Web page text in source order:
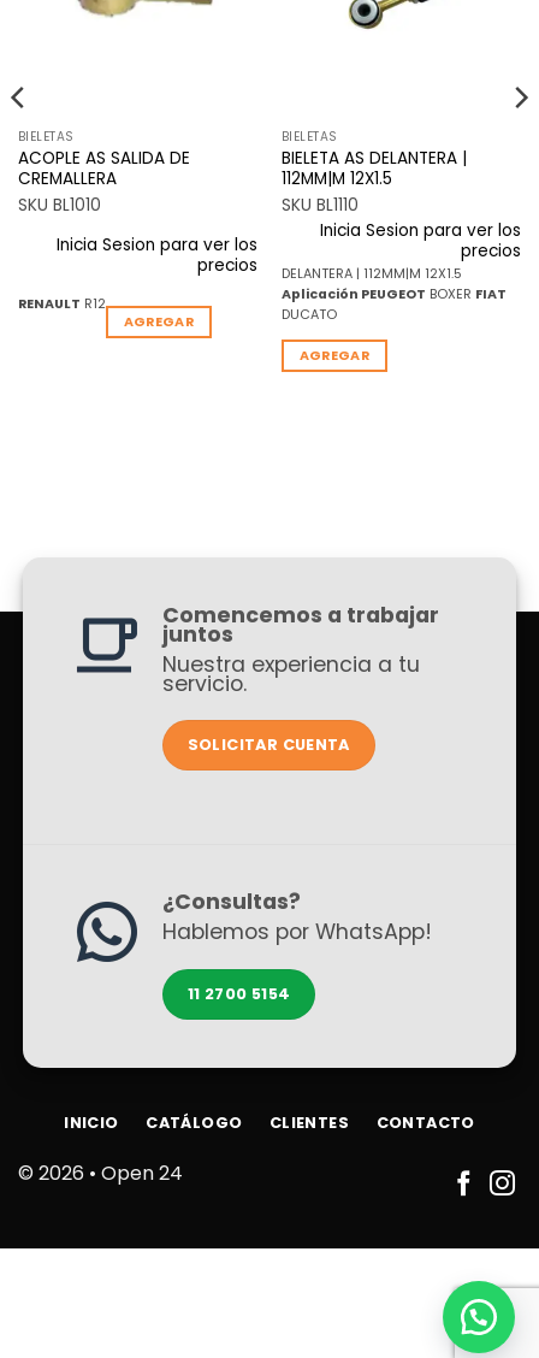
BIELETAS
ACOPLE AS SALIDA DE
CREMALLERA
SKU BL1010
Inicia Sesion para ver los
precios
RENAULT R12
AGREGAR
BIELETAS
BIELETA AS DELANTERA |
112MM|M 12X1.5
SKU BL1110
Inicia Sesion para ver los
precios
DELANTERA | 112MM|M 12X1.5
Aplicación PEUGEOT BOXER FIAT
DUCATO
AGREGAR
Comencemos a trabajar
juntos
Nuestra experiencia a tu
servicio.
SOLICITAR CUENTA
¿Consultas?
Hablemos por WhatsApp!
11 2700 5154
© 2026 • Open 24
INICIO CATÁLOGO CLIENTES CONTACTO